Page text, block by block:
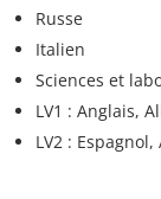
Russe
Italien
Sciences et
LV1 : Anglais,
LV2 :